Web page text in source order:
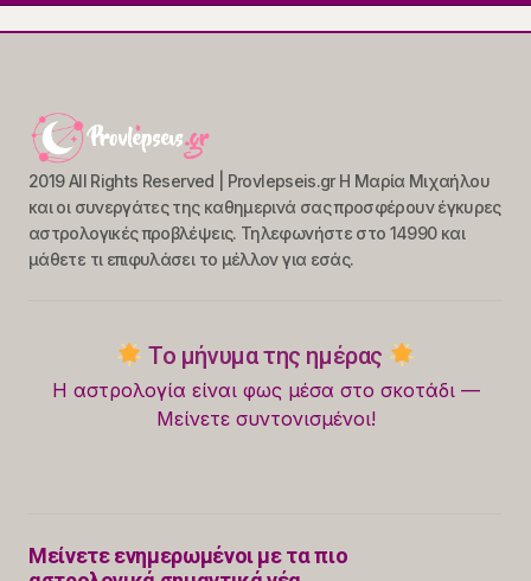
2019 All Rights Reserved | Provlepseis.gr Η Μαρία Μιχαήλου
και οι συνεργάτες της καθημερινά σας προσφέρουν έγκυρες
αστρολογικές προβλέψεις. Τηλεφωνήστε στο 14990 και
μάθετε τι επιφυλάσει το μέλλον για εσάς.
Το μήνυμα της ημέρας
Η αστρολογία είναι φως μέσα στο σκοτάδι —
Μείνετε συντονισμένοι!
Μείνετε ενημερωμένοι με τα πιο